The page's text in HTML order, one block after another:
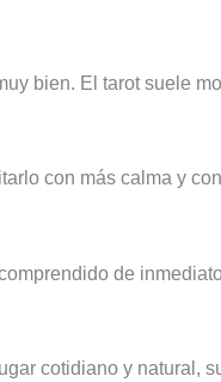
bien. El tarot suele
con más calma y
de
cotidiano y natural,